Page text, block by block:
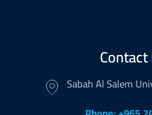
Sabah Al Salem